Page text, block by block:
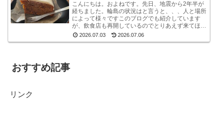
こんにちは。およねです。先日、地震から2年半が
経ちました。輪島の状況はと言うと、、、人と場所
によって様々ですこのブログでも紹介しています
が、飲食店も再開しているのでとりあえず来てほし
いです。宿泊施設は少な目ですが、、、参考サイト
あとコンビニ...
2026.07.03 2026.07.06
おすすめ記事
リンク